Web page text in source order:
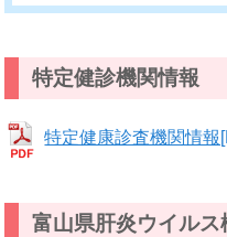
特定健診機関情報
特定健康診査機関情報
富山県肝炎ウイル